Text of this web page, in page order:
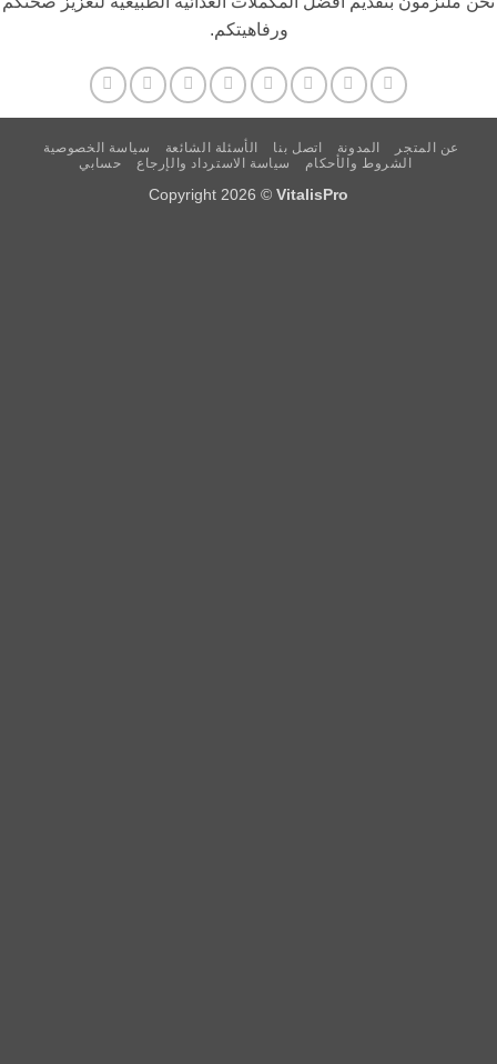
ورفاهيتكم.
المتجر المدونة اتصل بنا الأسئلة الشائعة
سياسة الخصوصية
الشروط والأحكام
سياسة الاسترداد والإرجاع حسابي
Copyright 2026 ©VitalisPro